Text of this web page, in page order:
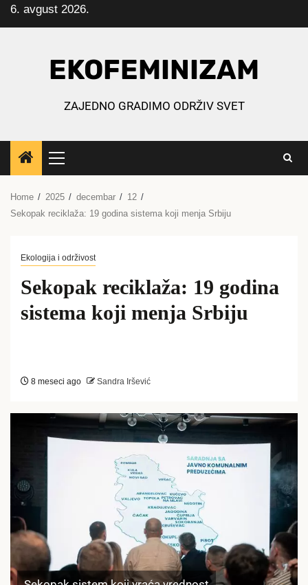
Skip
to
6. avgust 2026.
EKOFEMINIZAM
ZAJEDNO GRADIMO ODRŽIV SVET
Primary
Menu
Home 2025 decembar
12
Sekopak reciklaža: 19 godina sistema koji menja Srbiju
Ekologija i održivost
Sekopak reciklaža: 19 godina
sistema koji menja Srbiju
8 meseci ago Sandra Iršević